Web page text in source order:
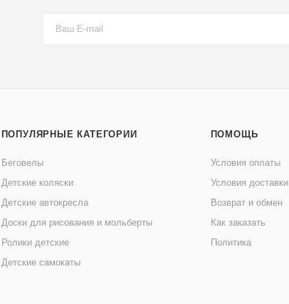
ПОПУЛЯРНЫЕ КАТЕГОРИИ
Беговелы
Детские коляски
Детские автокресла
Доски для рисования и мольберты
Ролики детские
Детские самокаты
ПОМОЩЬ
Условия оплаты
Условия доставки
Возврат и обмен
Как заказать
Политика